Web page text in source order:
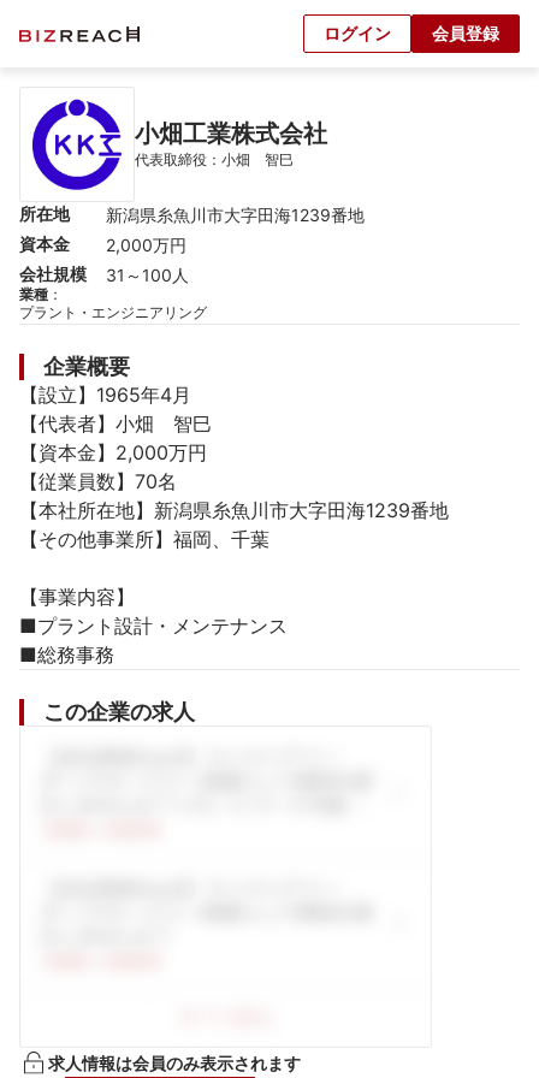
ログイン 会員登録
小畑工業株式会社
代表取締役：小畑　智巳
所在地
新潟県糸魚川市大字田海1239番地
資本金
2,000万円
会社規模
31～100人
業種 ：
プラント・エンジニアリング
企業概要
【設立】1965年4月
【代表者】小畑　智巳
【資本金】2,000万円
【従業員数】70名
【本社所在地】新潟県糸魚川市大字田海1239番地
【その他事業所】福岡、千葉
【事業内容】
■プラント設計・メンテナンス
■総務事務
この企業の求人
求人情報は会員のみ表示されます